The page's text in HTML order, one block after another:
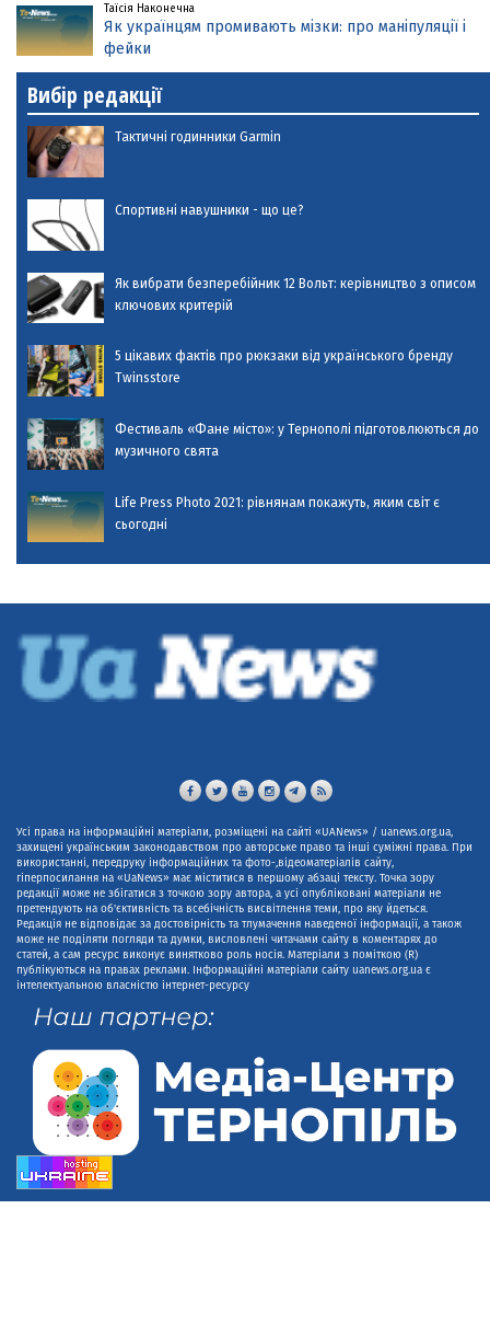
Таїсія Наконечна
Як українцям промивають мізки: про маніпуляції і
фейки
Вибір редакції
Тактичні годинники Garmin
Спортивні навушники - що це?
Як вибрати безперебійник 12 Вольт: керівництво з описом
ключових критерій
5 цікавих фактів про рюкзаки від українського бренду
Twinsstore
Фестиваль «Фане місто»: у Тернополі підготовлюються до
музичного свята
Life Press Photo 2021: рівнянам покажуть, яким світ є
сьогодні
Усі права на інформаційні матеріали, розміщені на сайті «UANews» / uanews.org.ua,
захищені українським законодавством про авторське право та інші суміжні права. При
використанні, передруку інформаційних та фото-,відеоматеріалів сайту,
гіперпосилання на «UaNews» має міститися в першому абзаці тексту. Точка зору
редакції може не збігатися з точкою зору автора, а усі опубліковані матеріали не
претендують на об'єктивність та всебічність висвітлення теми, про яку йдеться.
Редакція не відповідає за достовірність та тлумачення наведеної інформації, а також
може не поділяти погляди та думки, висловлені читачами сайту в коментарях до
статей, а сам ресурс виконує винятково роль носія. Матеріали з поміткою (R)
публікуються на правах реклами. Інформаційні матеріали сайту uanews.org.ua є
інтелектуальною власністю інтернет-ресурсу